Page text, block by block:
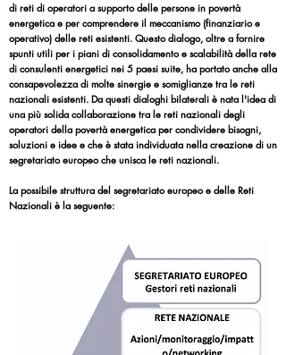
di reti di operatori a supporto delle persone in povertà
energetica e per comprendere il meccanismo (finanziario e
operativo) delle reti esistenti. Questo dialogo, oltre a fornire
spunti utili per i piani di consolidamento e scalabilità della rete
di consulenti energetici nei 5 paesi suite, ha portato anche alla
consapevolezza di molte sinergie e somiglianze tra le reti
nazionali esistenti. Da questi dialoghi bilaterali è nata l'idea di
una più solida collaborazione tra le reti nazionali degli
operatori della povertà energetica per condividere bisogni,
soluzioni e idee e che è stata individuata nella creazione di un
segretariato europeo che unisca le reti nazionali.
La possibile struttura del segretariato europeo e delle Reti
Nazionali è la seguente: